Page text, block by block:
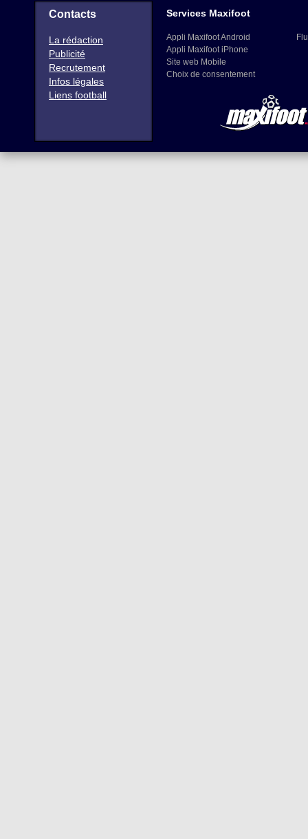
Contacts
La rédaction
Publicité
Recrutement
Infos légales
Liens football
Services Maxifoot
Appli Maxifoot Android
Appli Maxifoot iPhone
Site web Mobile
Choix de consentement